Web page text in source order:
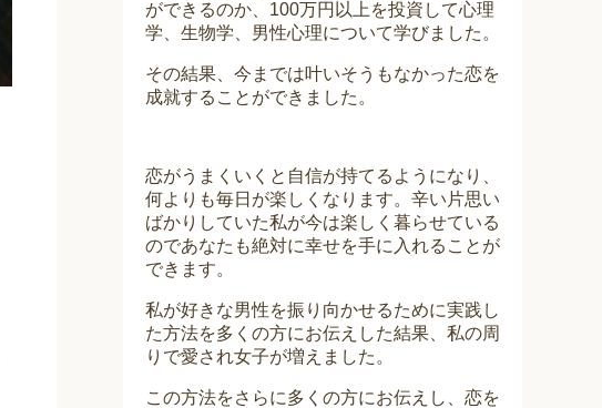
ができるのか、100万円以上を投資して心理
学、生物学、男性心理について学びました。
その結果、今までは叶いそうもなかった恋を
成就することができました。
恋がうまくいくと自信が持てるようになり、
何よりも毎日が楽しくなります。辛い片思い
ばかりしていた私が今は楽しく暮らせている
のであなたも絶対に幸せを手に入れることが
できます。
私が好きな男性を振り向かせるために実践し
た方法を多くの方にお伝えした結果、私の周
りで愛され女子が増えました。
この方法をさらに多くの方にお伝えし、恋を